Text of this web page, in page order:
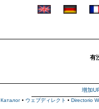
有
增加
Каталог • ウェブディレクト • Directorio